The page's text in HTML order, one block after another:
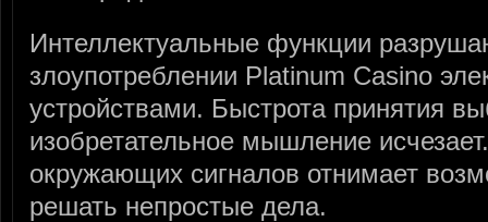
Интеллектуальные функции
злоупотреблении Platinum Casino
устройствами. Быстрота принятия
изобретательное мышление
окружающих сигналов отнимает
решать непростые дела.